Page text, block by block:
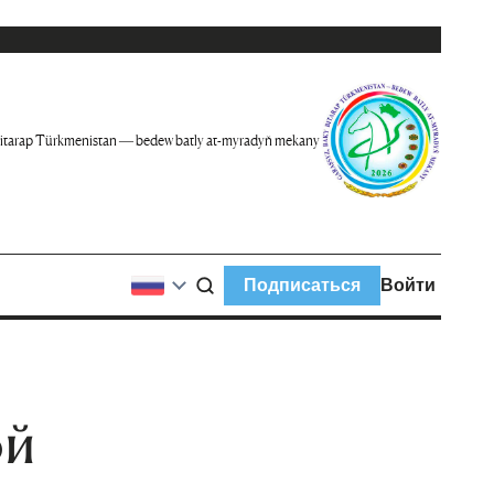
Türkmenistan — bedew batly at-myradyň mekany
Подписаться Войти